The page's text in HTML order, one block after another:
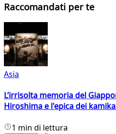
Raccomandati per te
Asia
L’irrisolta memoria del
Hiroshima e l'epica dei
1 min di lettura